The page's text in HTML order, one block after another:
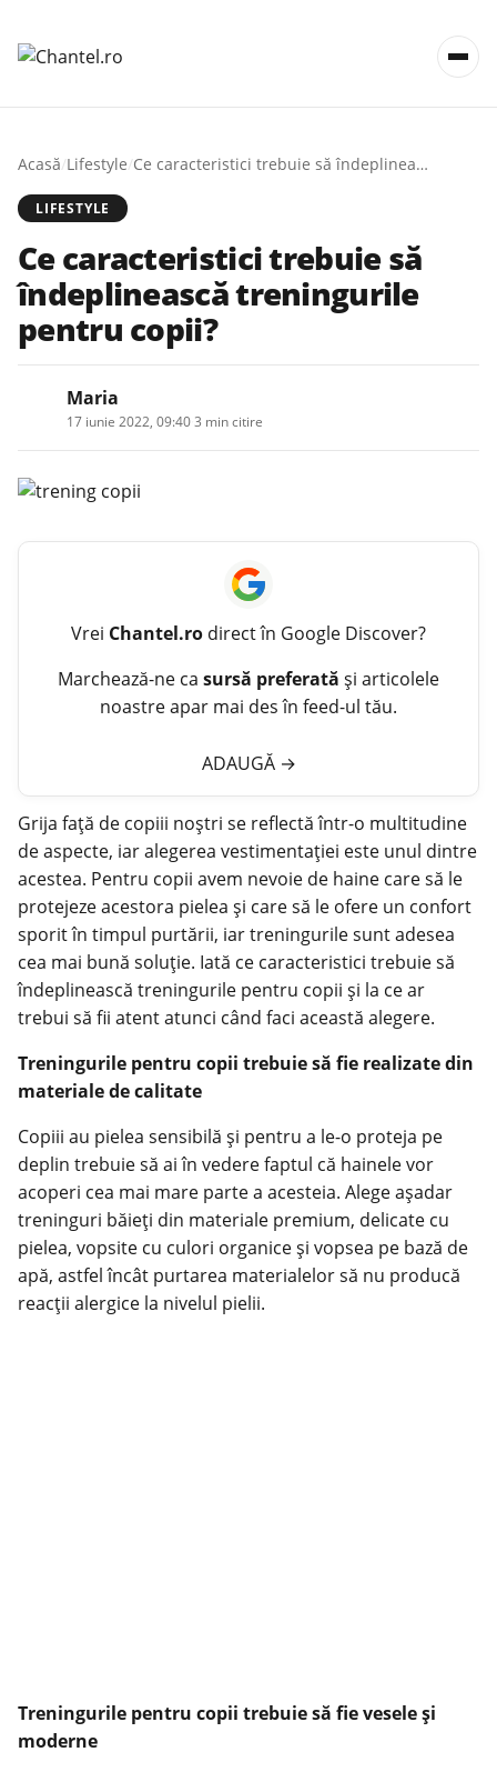
Acasă/Lifestyle/ Ce caracteristici trebuie să îndeplinească treningurile pentru copii?
LIFESTYLE
Ce caracteristici trebuie să
îndeplinească treningurile
pentru copii?
Maria
17 iunie 2022, 09:403 min citire
Vrei Chantel.ro direct în Google Discover?
Marchează-ne ca sursă preferată și articolele
noastre apar mai des în feed-ul tău.
ADAUGĂ →
Grija față de copiii noștri se reflectă într-o multitudine
de aspecte, iar alegerea vestimentației este unul dintre
acestea. Pentru copii avem nevoie de haine care să le
protejeze acestora pielea și care să le ofere un confort
sporit în timpul purtării, iar treningurile sunt adesea
cea mai bună soluție. Iată ce caracteristici trebuie să
îndeplinească treningurile pentru copii și la ce ar
trebui să fii atent atunci când faci această alegere.
Treningurile pentru copii trebuie să fie realizate din
materiale de calitate
Copiii au pielea sensibilă și pentru a le-o proteja pe
deplin trebuie să ai în vedere faptul că hainele vor
acoperi cea mai mare parte a acesteia. Alege așadar
treninguri băieți din materiale premium, delicate cu
pielea, vopsite cu culori organice și vopsea pe bază de
apă, astfel încât purtarea materialelor să nu producă
reacții alergice la nivelul pielii.
Treningurile pentru copii trebuie să fie vesele și
moderne